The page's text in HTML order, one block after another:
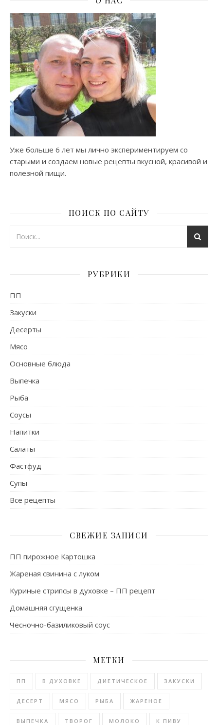
Уже больше 6 лет мы лично экспериментируем со
старыми и создаем новые рецепты вкусной, красивой и
полезной пищи.
ПОИСК ПО САЙТУ
РУБРИКИ
ПП
Закуски
Десерты
Мясо
Основные блюда
Выпечка
Рыба
Соусы
Напитки
Салаты
Фастфуд
Супы
Все рецепты
СВЕЖИЕ ЗАПИСИ
ПП пирожное Картошка
Жареная свинина с луком
Куриные стрипсы в духовке – ПП рецепт
Домашняя сгущенка
Чесночно-базиликовый соус
МЕТКИ
ПП В ДУХОВКЕ ДИЕТИЧЕСКОЕ ЗАКУСКИ
ДЕСЕРТ МЯСО РЫБА ЖАРЕНОЕ
ВЫПЕЧКА ТВОРОГ МОЛОКО К ПИВУ